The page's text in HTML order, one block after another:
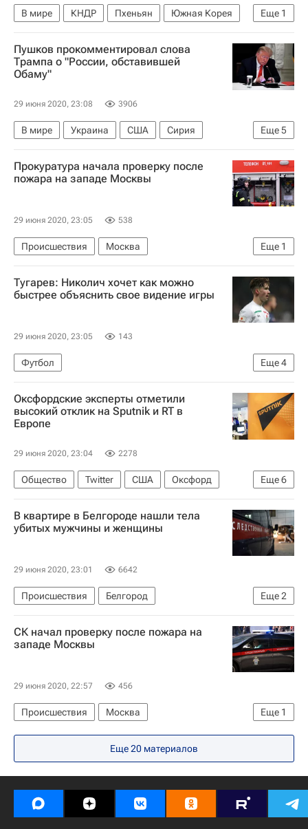
Еще 1
В мире КНДР Пхеньян
Южная Корея
Мун Чжэ Ин
Пушков прокомментировал слова
Трампа о "России, обставившей
Обаму"
29 июня 2020, 23:08 3906
Еще5
В мире Украина США
Сирия
Джо Байден
Алексей Пушков
Дональд Трамп
G7 Россия
Прокуратура начала проверку после
пожара на западе Москвы
29 июня 2020, 23:05 538
Еще 1
Происшествия
Москва
Людмила Нефедова
Тугарев: Николич хочет как можно
быстрее объяснить свое видение игры
29 июня 2020, 23:05 143
Еще4
Футбол
РПЛ 2026-2027 (Чемпионат России по футболу)
Локомотив (Москва)
Роман Тугарев
Марко Николич
Оксфордские эксперты отметили
высокий отклик на Sputnik и RT в
Европе
29 июня 2020, 23:04 2278
Еще6
Общество Twitter США
Оксфорд
Европа
Китай
Великобритания
Sputnik
Телеканал RT Facebook
В квартире в Белгороде нашли тела
убитых мужчины и женщины
29 июня 2020, 23:01 6642
Еще2
Происшествия
Белгород
Белгородская область
Россия
СК начал проверку после пожара на
западе Москвы
29 июня 2020, 22:57 456
Еще 1
Происшествия
Москва
Следственный комитет России (СК РФ)
Еще 20 материалов